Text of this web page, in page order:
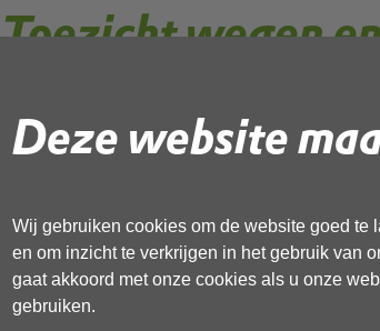
Deze website
Wij gebruiken cookies om de website goed te
en om inzicht te verkrijgen in het gebruik van
gaat akkoord met onze cookies als u onze
gebruiken.
Toezicht wegen
De OD NHN houdt ook toezicht op de wet- en
vaarwegen.